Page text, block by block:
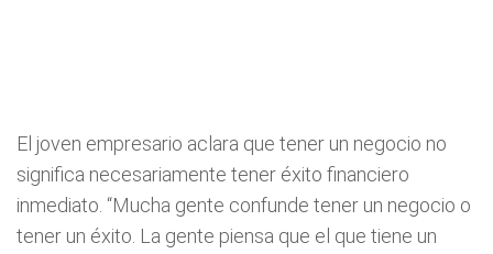
El joven empresario aclara que tener un negocio no
significa necesariamente tener éxito financiero
inmediato. “Mucha gente confunde tener un negocio o
tener un éxito. La gente piensa que el que tiene un